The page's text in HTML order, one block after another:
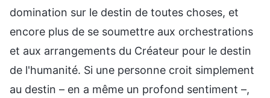
domination sur le destin de toutes choses, et
encore plus de se soumettre aux orchestrations
et aux arrangements du Créateur pour le destin
de l'humanité. Si une personne croit simplement
au destin – en a même un profond sentiment –,